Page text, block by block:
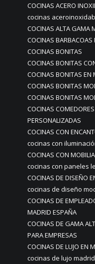
COCINAS ACERO
cocinas
COCINAS ALTA GAMA
COCINAS BARBACOAS
COCINAS BONITAS
COCINAS BONITAS
COCINAS BONITAS EN
COCINAS BONITAS
COCINAS BONITAS
COCINAS
PERSONALIZADAS
COCINAS CON
cocinas con
COCINAS CON
cocinas con paneles
COCINAS DE DISEÑO
cocinas de diseño
COCINAS DE
MADRID ESPAÑA
COCINAS DE GAMA
PARA EMPRESAS
COCINAS DE LUJO EN
cocinas de lujo madrid